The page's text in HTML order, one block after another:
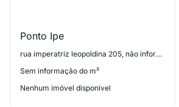
Ponto Ipe
rua imperatriz leopoldina 205, não informado
Sem informação do m²
Nenhum imóvel disponível